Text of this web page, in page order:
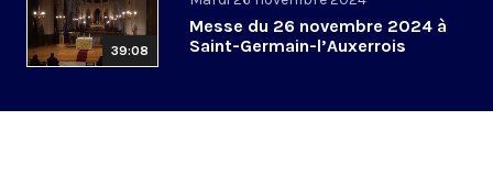
39:08
Messe du 26 novembre 2024 à
Saint-Germain-l’Auxerrois